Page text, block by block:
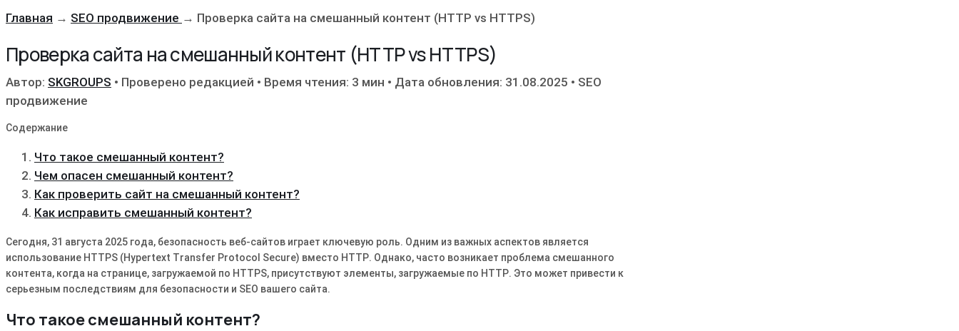
Главная → SEO продвижение → Проверка сайта на смешанный контент (HTTP vs HTTPS)
Проверка сайта на смешанный контент (HTTP vs HTTPS)
Автор: SKGROUPS • Проверено редакцией • Время чтения: 3 мин • Дата обновления: 31.08.2025 • SEO
продвижение
Содержание
Что такое смешанный контент?
Чем опасен смешанный контент?
Как проверить сайт на смешанный контент?
Как исправить смешанный контент?
Сегодня, 31 августа 2025 года, безопасность веб-сайтов играет ключевую роль․ Одним из важных аспектов является
использование HTTPS (Hypertext Transfer Protocol Secure) вместо HTTP․ Однако, часто возникает проблема смешанного
контента, когда на странице, загружаемой по HTTPS, присутствуют элементы, загружаемые по HTTP․ Это может привести к
серьезным последствиям для безопасности и SEO вашего сайта․
Что такое смешанный контент?